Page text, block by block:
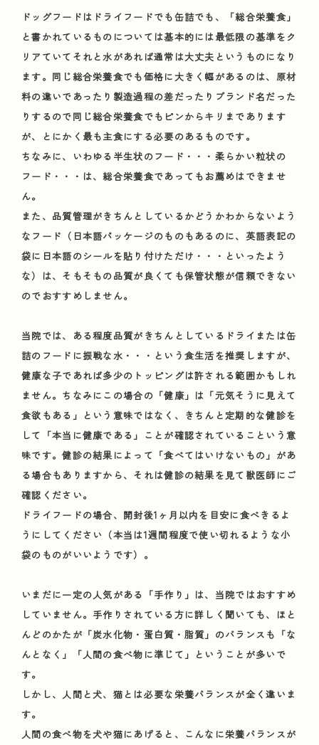
ドッグフードはドライフードでも缶詰でも、「総合栄養食」
と書かれているものについては基本的には最低限の基準をク
リアていてそれと水があれば通常は大丈夫というものになり
ます。同じ総合栄養食でも価格に大きく幅があるのは、原材
料の違いであったり製造過程の差だったりブランド名だった
りするので同じ総合栄養食でもピンからキリまであります
が、とにかく最も主食にする必要のあるものです。
ちなみに、いわゆる半生状のフード・・・柔らかい粒状の
フード・・・は、総合栄養食であってもお薦めはできませ
ん。
また、品質管理がきちんとしているかどうかわからないよう
なフード（日本語パッケージのものもあるのに、英語表記の
袋に日本語のシールを貼り付けただけ・・・といったよう
な）は、そもそもの品質が良くても保管状態が信頼できない
のでおすすめしません。
当院では、ある程度品質がきちんとしているドライまたは缶
詰のフードに振戦な水・・・という食生活を推奨しますが、
健康な子であれば多少のトッピングは許される範囲かもしれ
ません。ちなみにこの場合の「健康」は「元気そうに見えて
食欲もある」という意味ではなく、きちんと定期的な健診を
して「本当に健康である」ことが確認されているこという意
味です。健診の結果によって「食べてはいけないもの」があ
る場合もありますから、それは健診の結果を見て獣医師にご
確認ください。
ドライフードの場合、開封後1ヶ月以内を目安に食べきるよ
うにしてください（本当は1週間程度で使い切れるような小
袋のものがいいようです）。
いまだに一定の人気がある「手作り」は、当院ではおすすめ
していません。手作りされている方に詳しく聞いても、ほと
んどのかたが「炭水化物・蛋白質・脂質」のバランスも「な
んとなく」「人間の食べ物に準じて」ということが多いで
す。
しかし、人間と犬、猫とは必要な栄養バランスが全く違いま
す。
人間の食べ物を犬や猫にあげると、こんなに栄養バランスが